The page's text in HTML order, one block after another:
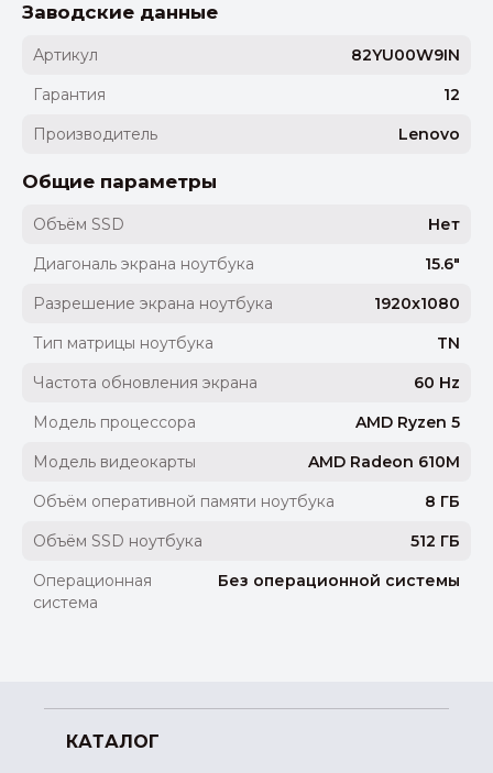
Заводские данные
Артикул
82YU00W9IN
Гарантия
12
Производитель
Lenovo
Общие параметры
Объём SSD
Нет
Диагональ экрана ноутбука
15.6"
Разрешение экрана ноутбука
1920x1080
Тип матрицы ноутбука
TN
Частота обновления экрана
60 Hz
Модель процессора
AMD Ryzen 5
Модель видеокарты
AMD Radeon 610M
Объём оперативной памяти ноутбука
8 ГБ
Объём SSD ноутбука
512 ГБ
Операционная
система
Без операционной системы
КАТАЛОГ